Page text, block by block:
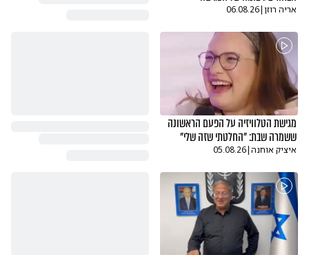
אריה רוזן|
06.08.26
מגישת הטלוויזיה על הפעם הראשונה
ששמרה שבת: "החלטתי שזה שלי"
איציק אוחנה|
05.08.26